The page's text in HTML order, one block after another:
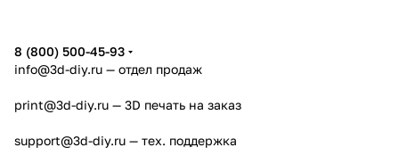
8 (800) 500-45-93
info@3d-diy.ru — отдел продаж
print@3d-diy.ru — 3D печать на заказ
support@3d-diy.ru — тех. поддержка